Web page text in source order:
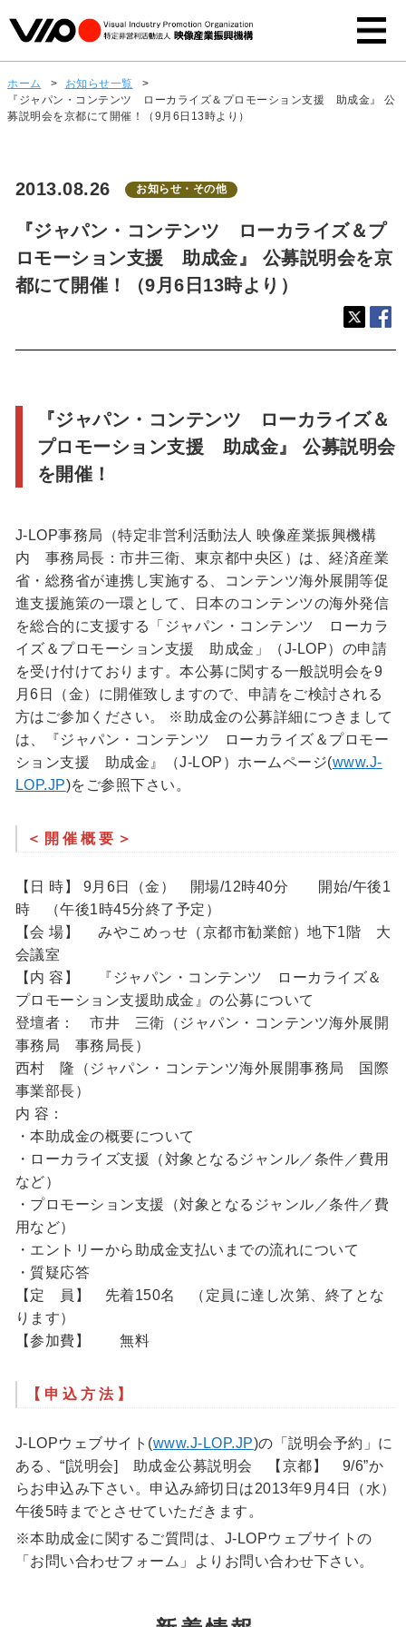
ホーム > お知らせ一覧
>
『ジャパン・コンテンツ ローカライズ＆プロモーション支援 助成金』 公
募説明会を京都にて開催！（9月6日13時より）
2013.08.26 お知らせ・その他
『ジャパン・コンテンツ ローカライズ＆プ
ロモーション支援 助成金』 公募説明会を京
都にて開催！（9月6日13時より）
『ジャパン・コンテンツ ローカライズ＆
プロモーション支援 助成金』 公募説明会
を開催！
J-LOP事務局（特定非営利活動法人 映像産業振興機構
内 事務局長：市井三衛、東京都中央区）は、経済産業
省・総務省が連携し実施する、コンテンツ海外展開等促
進支援施策の一環として、日本のコンテンツの海外発信
を総合的に支援する「ジャパン・コンテンツ ローカラ
イズ＆プロモーション支援 助成金」（J-LOP）の申請
を受け付けております。本公募に関する一般説明会を9
月6日（金）に開催致しますので、申請をご検討される
方はご参加ください。 ※助成金の公募詳細につきまして
は、『ジャパン・コンテンツ ローカライズ＆プロモー
ション支援 助成金』（J-LOP）ホームページ(www.J-
LOP.JP)をご参照下さい。
＜開催概要＞
【日 時】 9月6日（金） 開場/12時40分 開始/午後1
時 （午後1時45分終了予定）
【会 場】 みやこめっせ（京都市勧業館）地下1階 大
会議室
【内 容】 『ジャパン・コンテンツ ローカライズ＆
プロモーション支援助成金』の公募について
登壇者： 市井 三衛（ジャパン・コンテンツ海外展開
事務局 事務局長）
西村 隆（ジャパン・コンテンツ海外展開事務局 国際
事業部長）
内 容：
・本助成金の概要について
・ローカライズ支援（対象となるジャンル／条件／費用
など）
・プロモーション支援（対象となるジャンル／条件／費
用など）
・エントリーから助成金支払いまでの流れについて
・質疑応答
【定 員】 先着150名 （定員に達し次第、終了とな
ります）
【参加費】 無料
【申込方法】
J-LOPウェブサイト(www.J-LOP.JP)の「説明会予約」に
ある、“[説明会] 助成金公募説明会 【京都】 9/6”か
らお申込み下さい。申込み締切日は2013年9月4日（水）
午後5時までとさせていただきます。
※本助成金に関するご質問は、J-LOPウェブサイトの
「お問い合わせフォーム」よりお問い合わせ下さい。